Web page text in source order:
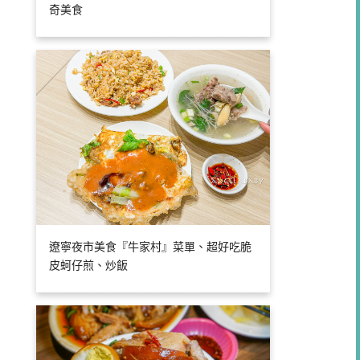
奇美食
遼寧夜市美食『牛家村』菜單、超好吃脆
皮蚵仔煎、炒飯